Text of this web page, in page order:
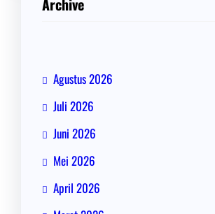
Agustus 2026
Juli 2026
Juni 2026
Mei 2026
April 2026